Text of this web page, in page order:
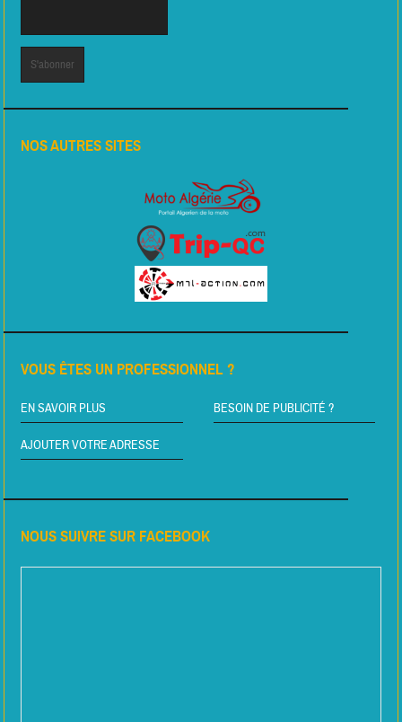
NOS AUTRES SITES
VOUS ÊTES UN PROFESSIONNEL ?
EN SAVOIR PLUS BESOIN DE PUBLICITÉ ?
AJOUTER VOTRE ADRESSE
NOUS SUIVRE SUR FACEBOOK